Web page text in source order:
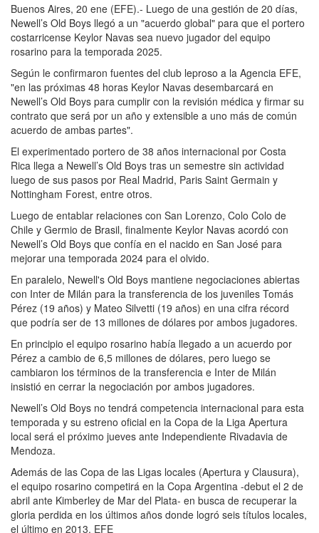
Buenos Aires, 20 ene (EFE).- Luego de una gestión de 20 días,
Newell’s Old Boys llegó a un "acuerdo global" para que el portero
costarricense Keylor Navas sea nuevo jugador del equipo
rosarino para la temporada 2025.
Según le confirmaron fuentes del club leproso a la Agencia EFE,
"en las próximas 48 horas Keylor Navas desembarcará en
Newell’s Old Boys para cumplir con la revisión médica y firmar su
contrato que será por un año y extensible a uno más de común
acuerdo de ambas partes".
El experimentado portero de 38 años internacional por Costa
Rica llega a Newell’s Old Boys tras un semestre sin actividad
luego de sus pasos por Real Madrid, Paris Saint Germain y
Nottingham Forest, entre otros.
Luego de entablar relaciones con San Lorenzo, Colo Colo de
Chile y Germio de Brasil, finalmente Keylor Navas acordó con
Newell’s Old Boys que confía en el nacido en San José para
mejorar una temporada 2024 para el olvido.
En paralelo, Newell's Old Boys mantiene negociaciones abiertas
con Inter de Milán para la transferencia de los juveniles Tomás
Pérez (19 años) y Mateo Silvetti (19 años) en una cifra récord
que podría ser de 13 millones de dólares por ambos jugadores.
En principio el equipo rosarino había llegado a un acuerdo por
Pérez a cambio de 6,5 millones de dólares, pero luego se
cambiaron los términos de la transferencia e Inter de Milán
insistió en cerrar la negociación por ambos jugadores.
Newell’s Old Boys no tendrá competencia internacional para esta
temporada y su estreno oficial en la Copa de la Liga Apertura
local será el próximo jueves ante Independiente Rivadavia de
Mendoza.
Además de las Copa de las Ligas locales (Apertura y Clausura),
el equipo rosarino competirá en la Copa Argentina -debut el 2 de
abril ante Kimberley de Mar del Plata- en busca de recuperar la
gloria perdida en los últimos años donde logró seis títulos locales,
el último en 2013. EFE